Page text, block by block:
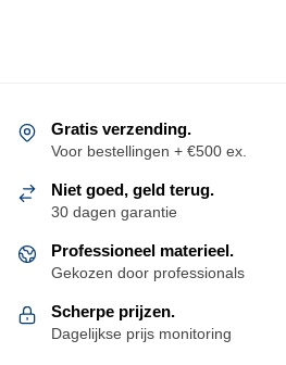
Gratis verzending.
Voor bestellingen + €500 ex.
Niet goed, geld terug.
30 dagen garantie
Professioneel materieel.
Gekozen door professionals
Scherpe prijzen.
Dagelijkse prijs monitoring